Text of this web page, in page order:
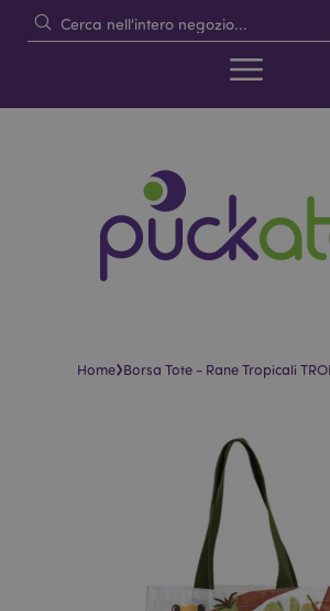
Home›Borsa Tote - Rane Tropicali